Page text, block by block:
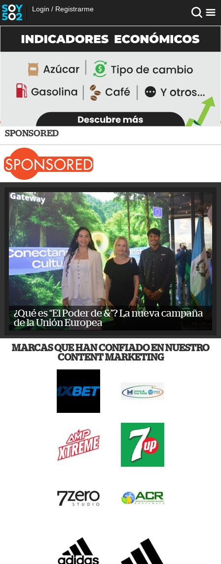
Login / Registrarme
SPONSORED
¿Qué es “El Poder de &”? La nueva campaña
de la Unión Europea
MARCAS QUE HAN CONFIADO EN NUESTRO
CONTENT MARKETING